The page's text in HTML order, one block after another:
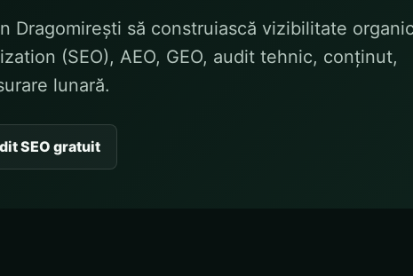
Dragomirești să construiască vizibilitate
(SEO), AEO, GEO, audit tehnic, conținut,
lunară.
SEO gratuit